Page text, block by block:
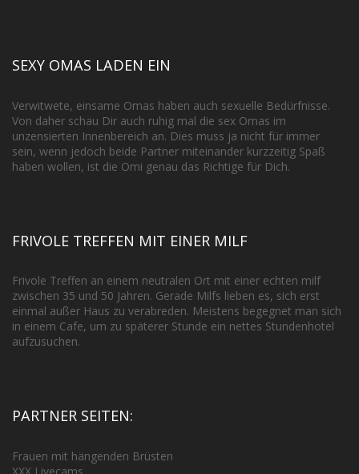
SEXY OMAS LADEN EIN
Verwitwete, einsame Omas haben auch sexuelle Bedürfnisse.
Von daher schau Dir auch ruhig mal die sex Omas im
unzensierten Innenbereich an. Dies muss ja nicht für immer
sein, wenn jedoch beide Partner miteinander kurzzeitig Spaß
haben wollen, ist die Omi genau das Richtige für Dich.
FRIVOLE TREFFEN MIT EINER MILF
Frivole Treffen an einem neutralen Ort mit einer echten milf
zwischen 35 und 50 Jahren. Gerade Milfs lieben es, sich erst
einmal außer Haus zu verabreden. Meistens begegnet man sich
in einem Cafe, um zu späterer Stunde ein nettes Stundenhotel
aufzusuchen.
PARTNER SEITEN:
Frauen mit hängenden Brüsten
XXX Livecams